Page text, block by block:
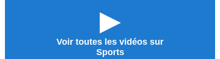
►
Voir toutes les vidéos sur
Sports